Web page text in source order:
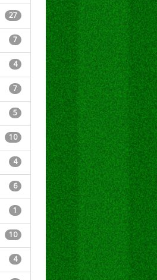
27
7
4
7
5
10
4
6
1
10
4